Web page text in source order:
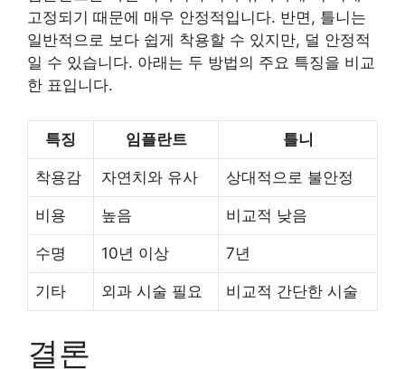
고정되기 때문에 매우 안정적입니다. 반면, 틀니는
일반적으로 보다 쉽게 착용할 수 있지만, 덜 안정적
일 수 있습니다. 아래는 두 방법의 주요 특징을 비교
한 표입니다.
특징 임플란트 틀니
착용감 자연치와 유사 상대적으로 불안정
비용 높음 비교적 낮음
수명 10년 이상 7년
기타 외과 시술 필요 비교적 간단한 시술
결론